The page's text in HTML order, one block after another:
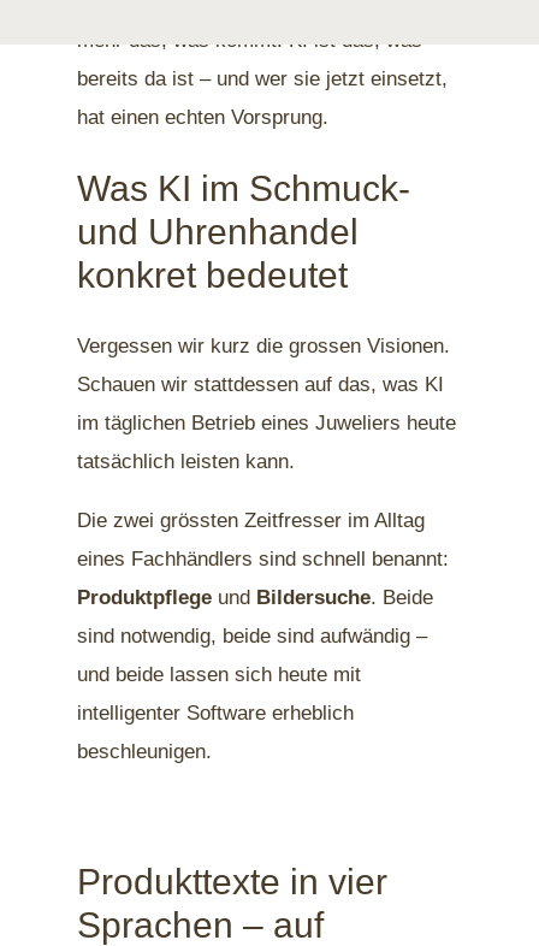
mehr das, was kommt. KI ist das, was
bereits da ist – und wer sie jetzt einsetzt,
hat einen echten Vorsprung.
Was KI im Schmuck-
und Uhrenhandel
konkret bedeutet
Vergessen wir kurz die grossen Visionen.
Schauen wir stattdessen auf das, was KI
im täglichen Betrieb eines Juweliers heute
tatsächlich leisten kann.
Die zwei grössten Zeitfresser im Alltag
eines Fachhändlers sind schnell benannt:
Produktpflege und Bildersuche. Beide
sind notwendig, beide sind aufwändig –
und beide lassen sich heute mit
intelligenter Software erheblich
beschleunigen.
Produkttexte in vier
Sprachen – auf